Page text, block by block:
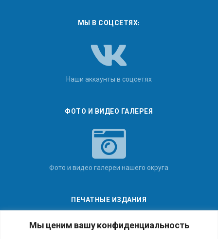
Мы ценим вашу конфиденциальность
МЫ В СОЦСЕТЯХ:
Наши аккаунты в соцсетях
ФОТО И ВИДЕО ГАЛЕРЕЯ
Фото и видео галереи нашего округа
ПЕЧАТНЫЕ ИЗДАНИЯ